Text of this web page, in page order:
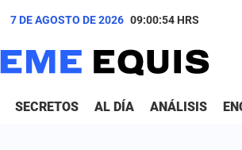
7 DE AGOSTO DE 2026 09:00:55 HRS
SECRETOS AL DÍA ANÁLISIS